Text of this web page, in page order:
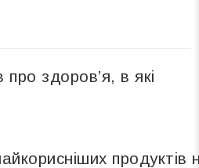
про здоров’я, в які
продуктів